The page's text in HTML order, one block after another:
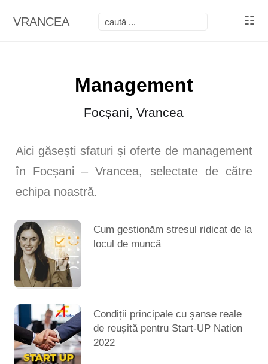
VRANCEA ☷
Management
Focșani, Vrancea
Aici găsești sfaturi și oferte de management
în Focșani – Vrancea, selectate de către
echipa noastră.
Cum gestionăm stresul ridicat de la
locul de muncă
Condiții principale cu șanse reale
de reușită pentru Start-UP Nation
2022